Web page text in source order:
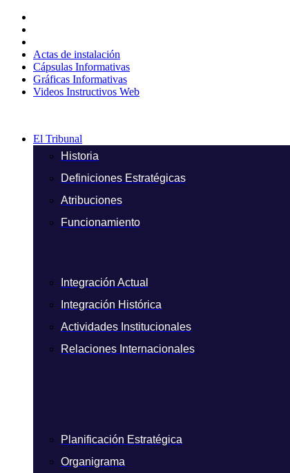
contenido
Actas de instalación
Cápsulas Informativas
Gráficas Informativas
Videos Instructivos Web
El Tribunal
Historia
Definiciones Estratégicas
Atribuciones
Funcionamiento
Integración Actual
Integración Histórica
Actividades Institucionales
Relaciones Internacionales
Planificación Estratégica
Organigrama